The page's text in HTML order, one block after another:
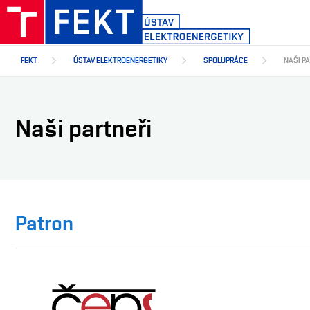
Přejít
hlavnímu
FEKT ÚSTAV ELEKTROENERGETIKY SPOLUPRÁCE NAŠI
Naši partneři
Patron